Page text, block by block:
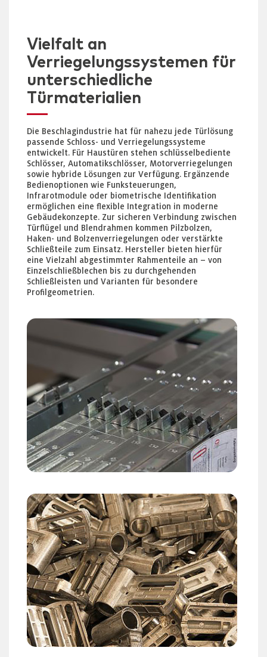
Vielfalt an
Verriegelungssystemen für
unterschiedliche
Türmaterialien
Die Beschlagindustrie hat für nahezu jede Türlösung
passende Schloss- und Verriegelungssysteme
entwickelt. Für Haustüren stehen schlüsselbediente
Schlösser, Automatikschlösser, Motorverriegelungen
sowie hybride Lösungen zur Verfügung. Ergänzende
Bedienoptionen wie Funksteuerungen,
Infrarotmodule oder biometrische Identifikation
ermöglichen eine flexible Integration in moderne
Gebäudekonzepte. Zur sicheren Verbindung zwischen
Türflügel und Blendrahmen kommen Pilzbolzen,
Haken- und Bolzenverriegelungen oder verstärkte
Schließteile zum Einsatz. Hersteller bieten hierfür
eine Vielzahl abgestimmter Rahmenteile an – von
Einzelschließblechen bis zu durchgehenden
Schließleisten und Varianten für besondere
Profilgeometrien.